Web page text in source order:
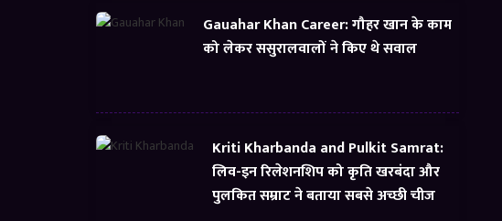
Gauahar Khan Career: गौहर खान के काम
को लेकर ससुरालवालों ने किए थे सवाल
Kriti Kharbanda and Pulkit Samrat:
लिव-इन रिलेशनशिप को कृति खरबंदा और
पुलकित सम्राट ने बताया सबसे अच्छी चीज